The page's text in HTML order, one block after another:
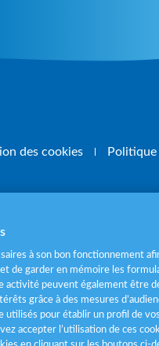
des cookies Politique
santé,
à son bon fonctionnement
de garder en mémoire les
activité peuvent également être
grâce à des mesures
utilisés pour établir un profil de
accepter l’utilisation de ces